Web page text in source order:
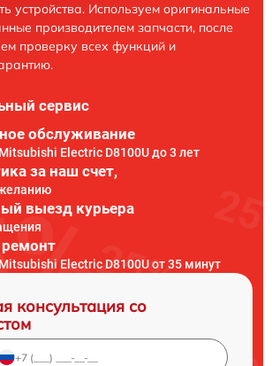
устройства. Используем оригинальные
производителем запчасти, после
проверку всех функций и
сервис
обслуживание
Electric D8100U до 3 лет
за наш счет,
выезд курьера
Electric D8100U от 35 минут
консультация со